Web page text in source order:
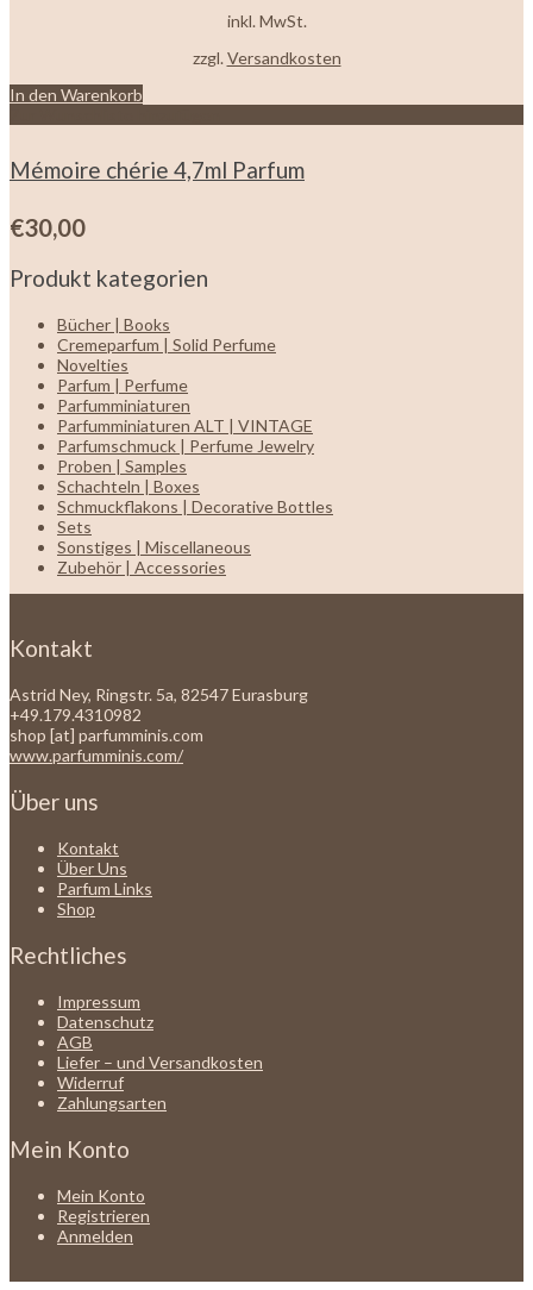
inkl. MwSt.
zzgl.Versandkosten
In den Warenkorb
Mémoire chérie 4,7ml Parfum
€30,00
Produkt kategorien
Bücher | Books
Cremeparfum | Solid Perfume
Novelties
Parfum | Perfume
Parfumminiaturen
Parfumminiaturen ALT | VINTAGE
Parfumschmuck | Perfume Jewelry
Proben | Samples
Schachteln | Boxes
Schmuckflakons | Decorative Bottles
Sets
Sonstiges | Miscellaneous
Zubehör | Accessories
Kontakt
Astrid Ney, Ringstr. 5a, 82547 Eurasburg
+49.179.4310982
shop [at] parfumminis.com
www.parfumminis.com/
Über uns
Kontakt
Über Uns
Parfum Links
Shop
Rechtliches
Impressum
Datenschutz
AGB
Liefer – und Versandkosten
Widerruf
Zahlungsarten
Mein Konto
Mein Konto
Registrieren
Anmelden